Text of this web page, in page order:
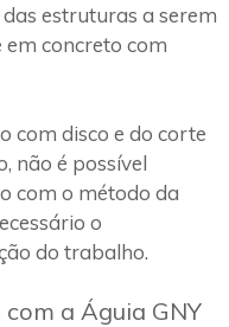
estruturas a serem
concreto com
com disco e do corte
não é possível
com o método da
o
do trabalho.
a Águia GNY